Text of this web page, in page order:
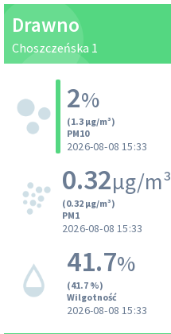
Drawno
Choszczeńska 1
2%
(1.3 µg/m³)
PM10
2026-08-08 15:33
0.32µg/m³
(0.32 µg/m³)
PM1
2026-08-08 15:33
41.7%
(41.7 %)
Wilgotność
2026-08-08 15:33